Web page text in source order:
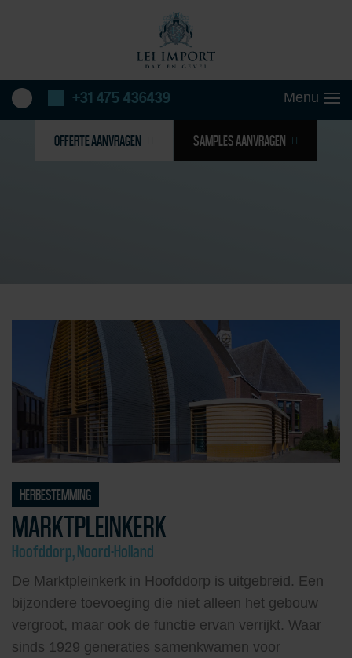
+31 475 436439
OFFERTE AANVRAGEN SAMPLES AANVRAGEN
HERBESTEMMING
MARKTPLEINKERK
Hoofddorp, Noord-Holland
De Marktpleinkerk in Hoofddorp is uitgebreid. Een
bijzondere toevoeging die niet alleen het gebouw
vergroot, maar ook de functie ervan verrijkt. Waar
sinds 1929 generaties samenkwamen voor